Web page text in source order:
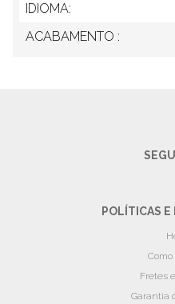
IDIOMA:
ACABAMENTO :
POLÍTICAS E
Fretes
Garantia